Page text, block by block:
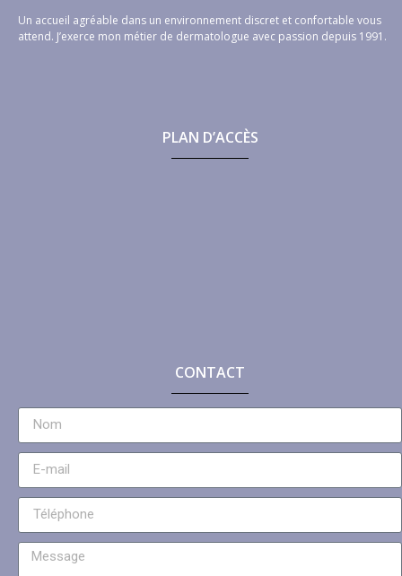
Un accueil agréable dans un environnement discret et confortable vous
attend. J’exerce mon métier de dermatologue avec passion depuis 1991.
PLAN D’ACCÈS
CONTACT